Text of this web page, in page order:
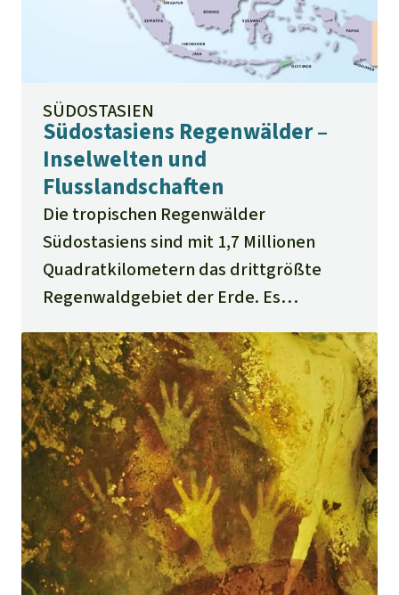
SÜDOSTASIEN
Südostasiens Regenwälder –
Inselwelten und
Flusslandschaften
Die tropischen Regenwälder
Südostasiens sind mit 1,7 Millionen
Quadratkilometern das drittgrößte
Regenwaldgebiet der Erde. Es